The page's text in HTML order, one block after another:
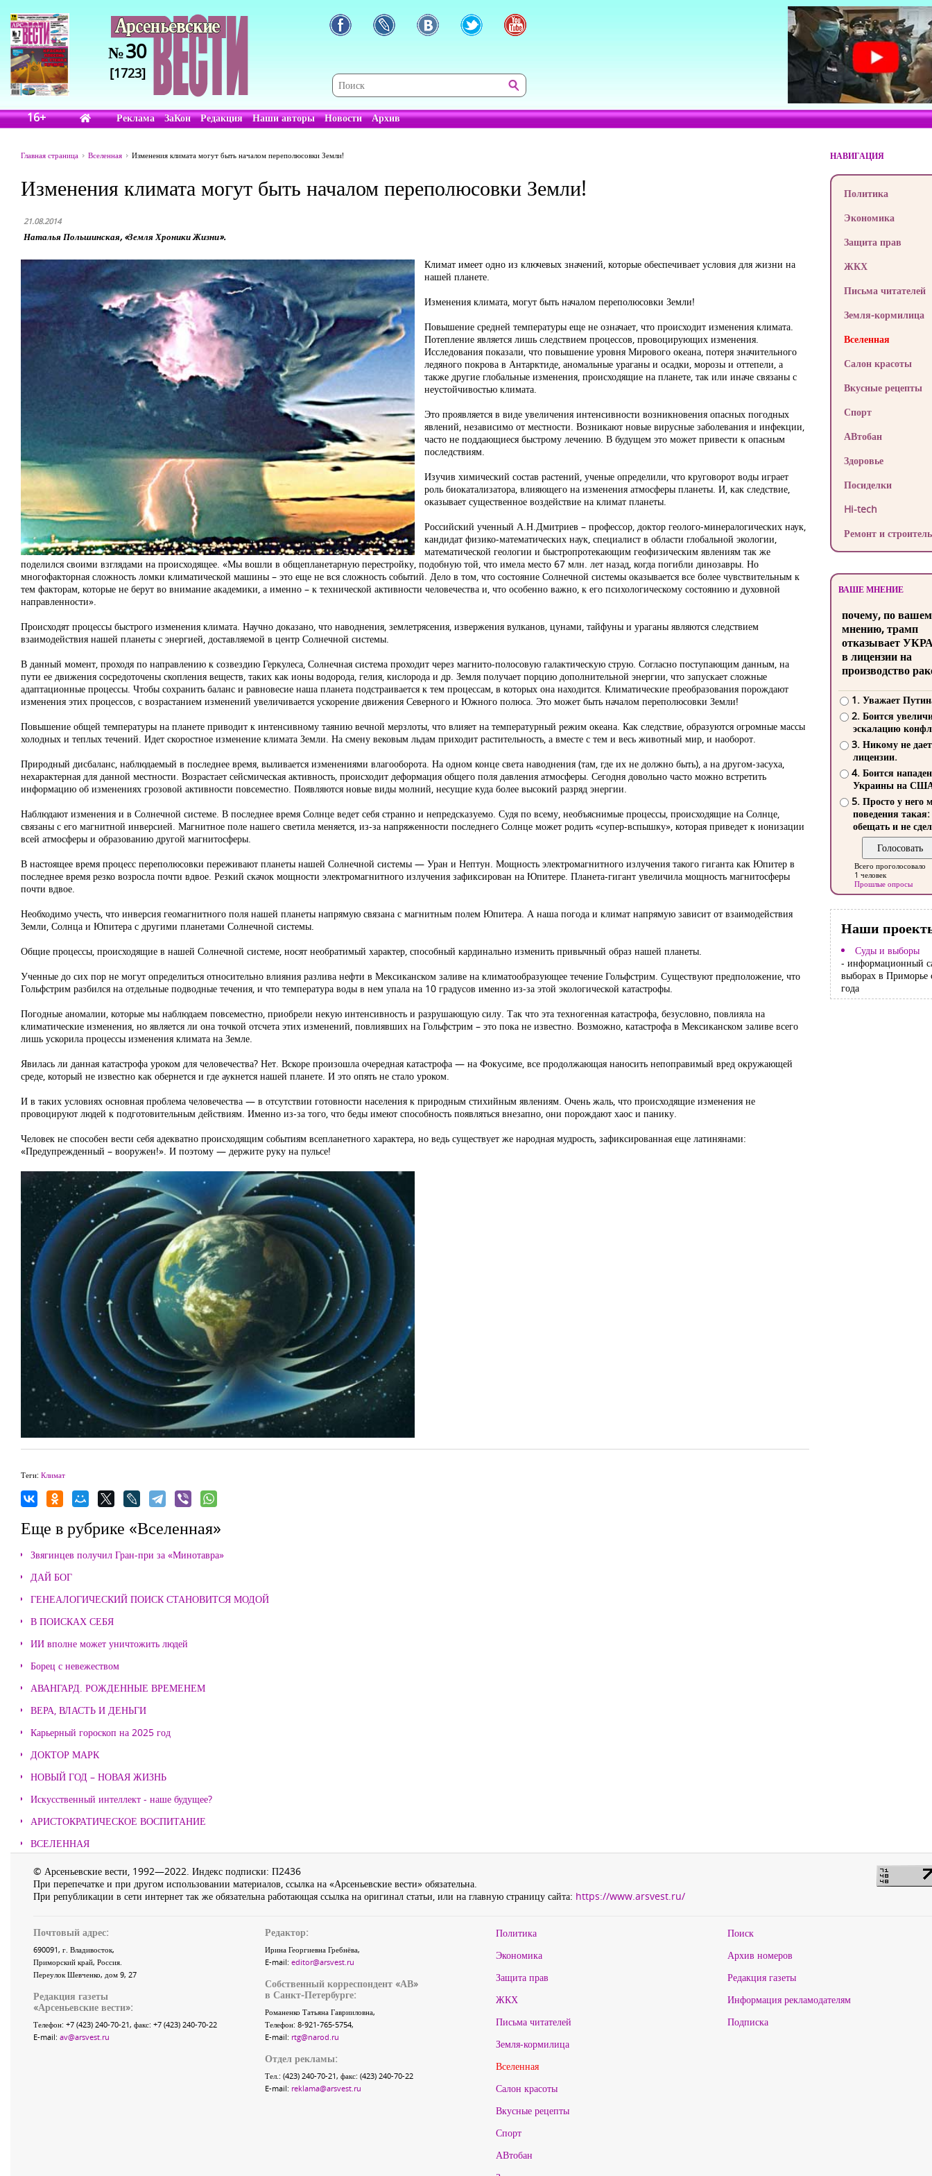
№30
[1723]
16+ Реклама ЗаКон Редакция Наши авторы Новости Архив
Главная страница Вселенная Изменения климата могут быть началом переполюсовки Земли!
Изменения климата могут быть началом переполюсовки Земли!
21.08.2014
Наталья Польшинская, «Земля Хроники Жизни».
Климат имеет одно из ключевых значений, которые обеспечивает условия для жизни на
нашей планете.
Изменения климата, могут быть началом переполюсовки Земли!
Повышение средней температуры еще не означает, что происходит изменения климата.
Потепление является лишь следствием процессов, провоцирующих изменения.
Исследования показали, что повышение уровня Мирового океана, потеря значительного
ледяного покрова в Антарктиде, аномальные ураганы и осадки, морозы и оттепели, а
также другие глобальные изменения, происходящие на планете, так или иначе связаны с
неустойчивостью климата.
Это проявляется в виде увеличения интенсивности возникновения опасных погодных
явлений, независимо от местности. Возникают новые вирусные заболевания и инфекции,
часто не поддающиеся быстрому лечению. В будущем это может привести к опасным
последствиям.
Изучив химический состав растений, ученые определили, что круговорот воды играет
роль биокатализатора, влияющего на изменения атмосферы планеты. И, как следствие,
оказывает существенное воздействие на климат планеты.
Российский ученный А.Н.Дмитриев – профессор, доктор геолого-минералогических наук,
кандидат физико-математических наук, специалист в области глобальной экологии,
математической геологии и быстропротекающим геофизическим явлениям так же
поделился своими взглядами на происходящее. «Мы вошли в общепланетарную перестройку, подобную той, что имела место 67 млн. лет назад, когда погибли динозавры. Но
многофакторная сложность ломки климатической машины – это еще не вся сложность событий. Дело в том, что состояние Солнечной системы оказывается все более чувствительным к
тем факторам, которые не берут во внимание академики, а именно – к технической активности человечества и, что особенно важно, к его психологическому состоянию и духовной
направленности».
Происходят процессы быстрого изменения климата. Научно доказано, что наводнения, землетрясения, извержения вулканов, цунами, тайфуны и ураганы являются следствием
взаимодействия нашей планеты с энергией, доставляемой в центр Солнечной системы.
В данный момент, проходя по направлению к созвездию Геркулеса, Солнечная система проходит через магнито-полосовую галактическую струю. Согласно поступающим данным, на
пути ее движения сосредоточены скопления веществ, таких как ионы водорода, гелия, кислорода и др. Земля получает порцию дополнительной энергии, что запускает сложные
адаптационные процессы. Чтобы сохранить баланс и равновесие наша планета подстраивается к тем процессам, в которых она находится. Климатические преобразования порождают
изменения этих процессов, с возрастанием изменений увеличивается ускорение движения Северного и Южного полюса. Это может быть началом переполюсовки Земли!
Повышение общей температуры на планете приводит к интенсивному таянию вечной мерзлоты, что влияет на температурный режим океана. Как следствие, образуются огромные массы
холодных и теплых течений. Идет скоростное изменение климата Земли. На смену вековым льдам приходит растительность, а вместе с тем и весь животный мир, и наоборот.
Природный дисбаланс, наблюдаемый в последнее время, выливается изменениями влагооборота. На одном конце света наводнения (там, где их не должно быть), а на другом-засуха,
нехарактерная для данной местности. Возрастает сейсмическая активность, происходит деформация общего поля давления атмосферы. Сегодня довольно часто можно встретить
информацию об изменениях грозовой активности повсеместно. Появляются новые виды молний, несущие куда более высокий разряд энергии.
Наблюдают изменения и в Солнечной системе. В последнее время Солнце ведет себя странно и непредсказуемо. Судя по всему, необъяснимые процессы, происходящие на Солнце,
связаны с его магнитной инверсией. Магнитное поле нашего светила меняется, из-за напряженности последнего Солнце может родить «супер-вспышку», которая приведет к ионизации
всей атмосферы и образованию другой магнитосферы.
В настоящее время процесс переполюсовки переживают планеты нашей Солнечной системы — Уран и Нептун. Мощность электромагнитного излучения такого гиганта как Юпитер в
последнее время резко возросла почти вдвое. Резкий скачок мощности электромагнитного излучения зафиксирован на Юпитере. Планета-гигант увеличила мощность магнитосферы
почти вдвое.
Необходимо учесть, что инверсия геомагнитного поля нашей планеты напрямую связана с магнитным полем Юпитера. А наша погода и климат напрямую зависит от взаимодействия
Земли, Солнца и Юпитера с другими планетами Солнечной системы.
Общие процессы, происходящие в нашей Солнечной системе, носят необратимый характер, способный кардинально изменить привычный образ нашей планеты.
Ученные до сих пор не могут определиться относительно влияния разлива нефти в Мексиканском заливе на климатообразующее течение Гольфстрим. Существуют предположение, что
Гольфстрим разбился на отдельные подводные течения, и что температура воды в нем упала на 10 градусов именно из-за этой экологической катастрофы.
Погодные аномалии, которые мы наблюдаем повсеместно, приобрели некую интенсивность и разрушающую силу. Так что эта техногенная катастрофа, безусловно, повлияла на
климатические изменения, но является ли она точкой отсчета этих изменений, повлиявших на Гольфстрим – это пока не известно. Возможно, катастрофа в Мексиканском заливе всего
лишь ускорила процессы изменения климата на Земле.
Явилась ли данная катастрофа уроком для человечества? Нет. Вскоре произошла очередная катастрофа — на Фокусиме, все продолжающая наносить непоправимый вред окружающей
среде, который не известно как обернется и где аукнется нашей планете. И это опять не стало уроком.
И в таких условиях основная проблема человечества — в отсутствии готовности населения к природным стихийным явлениям. Очень жаль, что происходящие изменения не
провоцируют людей к подготовительным действиям. Именно из-за того, что беды имеют способность появляться внезапно, они порождают хаос и панику.
Человек не способен вести себя адекватно происходящим событиям всепланетного характера, но ведь существует же народная мудрость, зафиксированная еще латинянами:
«Предупрежденный – вооружен!». И поэтому — держите руку на пульсе!
Теги: Климат
Еще в рубрике «Вселенная»
Звягинцев получил Гран-при за «Минотавра»
ДАЙ БОГ
ГЕНЕАЛОГИЧЕСКИЙ ПОИСК СТАНОВИТСЯ МОДОЙ
В ПОИСКАХ СЕБЯ
ИИ вполне может уничтожить людей
Борец с невежеством
АВАНГАРД. РОЖДЕННЫЕ ВРЕМЕНЕМ
ВЕРА, ВЛАСТЬ И ДЕНЬГИ
Карьерный гороскоп на 2025 год
ДОКТОР МАРК
НОВЫЙ ГОД – НОВАЯ ЖИЗНЬ
Искусственный интеллект - наше будущее?
АРИСТОКРАТИЧЕСКОЕ ВОСПИТАНИЕ
ВСЕЛЕННАЯ
НАВИГАЦИЯ
Политика
Экономика
Защита прав
ЖКХ
Письма читателей
Земля-кормилица
Вселенная
Салон красоты
Вкусные рецепты
Спорт
АВтобан
Здоровье
Посиделки
Hi-tech
Ремонт и
ВАШЕ МНЕНИЕ
почему, по
мнению, трамп
отказывает
в лицензии на
производство
1. Уважает
2. Боится
эскалацию
3. Никому не
лицензии.
4. Боится
Украины на
5. Просто у него
поведения такая:
обещать и не
Всего проголосовало
1 человек
Прошлые опросы
Наши
Суды и выборы
- информационный
выборах в Приморье
года
© Арсеньевские вести, 1992—2022. Индекс подписки: П2436
При перепечатке и при другом использовании материалов, ссылка на «Арсеньевские вести» обязательна.
При републикации в сети интернет так же обязательна работающая ссылка на оригинал статьи, или на главную страницу сайта: https://www.arsvest.ru/
Почтовый адрес:
690091, г. Владивосток,
Приморский край, Россия.
Переулок Шевченко, дом 9, 27
Редакция газеты
«Арсеньевские вести»:
Телефон: +7 (423) 240-70-21, факс: +7 (423) 240-70-22
E-mail: av@arsvest.ru
Редактор:
Ирина Георгиевна Гребнёва,
E-mail: editor@arsvest.ru
Собственный корреспондент «АВ»
в Санкт-Петербурге:
Романенко Татьяна Гаврииловна,
Телефон: 8-921-765-5754,
E-mail: rtg@narod.ru
Отдел рекламы:
Тел.: (423) 240-70-21, факс: (423) 240-70-22
E-mail: reklama@arsvest.ru
Политика
Экономика
Защита прав
ЖКХ
Письма читателей
Земля-кормилица
Вселенная
Салон красоты
Вкусные рецепты
Спорт
АВтобан
Поиск
Архив номеров
Редакция газеты
Информация рекламодателям
Подписка